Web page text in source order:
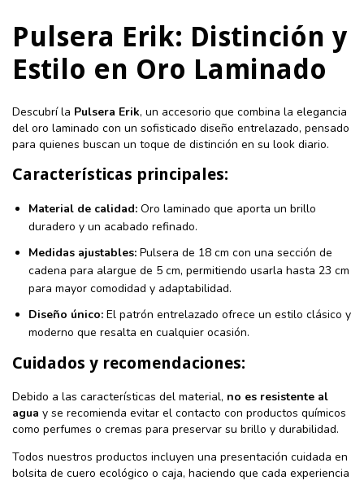
Pulsera Erik: Distinción y
Estilo en Oro Laminado
Descubrí la Pulsera Erik, un accesorio que combina la elegancia
del oro laminado con un sofisticado diseño entrelazado, pensado
para quienes buscan un toque de distinción en su look diario.
Características principales:
Material de calidad: Oro laminado que aporta un brillo
duradero y un acabado refinado.
Medidas ajustables: Pulsera de 18 cm con una sección de
cadena para alargue de 5 cm, permitiendo usarla hasta 23 cm
para mayor comodidad y adaptabilidad.
Diseño único: El patrón entrelazado ofrece un estilo clásico y
moderno que resalta en cualquier ocasión.
Cuidados y recomendaciones:
Debido a las características del material, no es resistente al
agua y se recomienda evitar el contacto con productos químicos
como perfumes o cremas para preservar su brillo y durabilidad.
Todos nuestros productos incluyen una presentación cuidada en
bolsita de cuero ecológico o caja, haciendo que cada experiencia